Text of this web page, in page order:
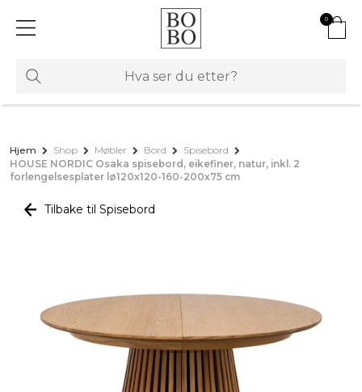
0
Hjem Shop Møbler Bord
Spisebord
HOUSE NORDIC Osaka spisebord, eikefiner, natur, inkl. 2
forlengelsesplater lø120x120-160-200x75 cm
Tilbake til Spisebord